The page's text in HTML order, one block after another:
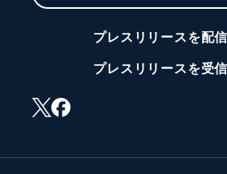
プレスリリースを配
プレスリリースを受